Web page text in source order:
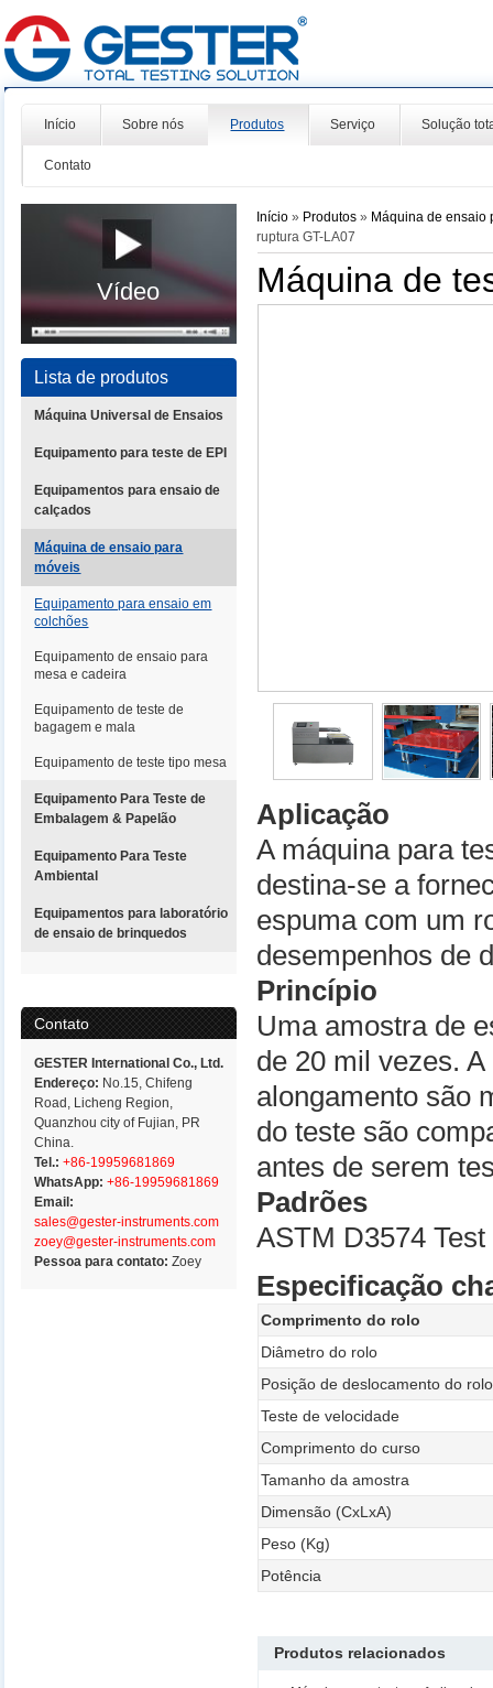
Início Sobre nós Produtos Serviço Solução
Contato
Vídeo
Lista de produtos
Máquina Universal de Ensaios
Equipamento para teste de EPI
Equipamentos para ensaio de
calçados
Máquina de ensaio para
móveis
Equipamento para ensaio em
colchões
Equipamento de ensaio para
mesa e cadeira
Equipamento de teste de
bagagem e mala
Equipamento de teste tipo mesa
Equipamento Para Teste de
Embalagem & Papelão
Equipamento Para Teste
Ambiental
Equipamentos para laboratório
de ensaio de brinquedos
Contato
GESTER International Co., Ltd.
Endereço: No.15, Chifeng
Road, Licheng Region,
Quanzhou city of Fujian, PR
China.
Tel.: +86-19959681869
WhatsApp: +86-19959681869
Email:
sales@gester-instruments.com
zoey@gester-instruments.com
Pessoa para contato:Zoey
Início » Produtos» Máquina de ensaio
ruptura GT-LA07
Máquina de
Aplicação
A máquina para
destina-se a
espuma com um
desempenhos de
Princípio
Uma amostra de
de 20 mil vezes.
alongamento são
do teste são
antes de serem
Padrões
ASTM D3574 Test
Especificação
Comprimento do rolo
Diâmetro do rolo
Posição de deslocamento do rolo
Teste de velocidade
Comprimento do curso
Tamanho da amostra
Dimensão (CxLxA)
Peso (Kg)
Potência
Produtos relacionados